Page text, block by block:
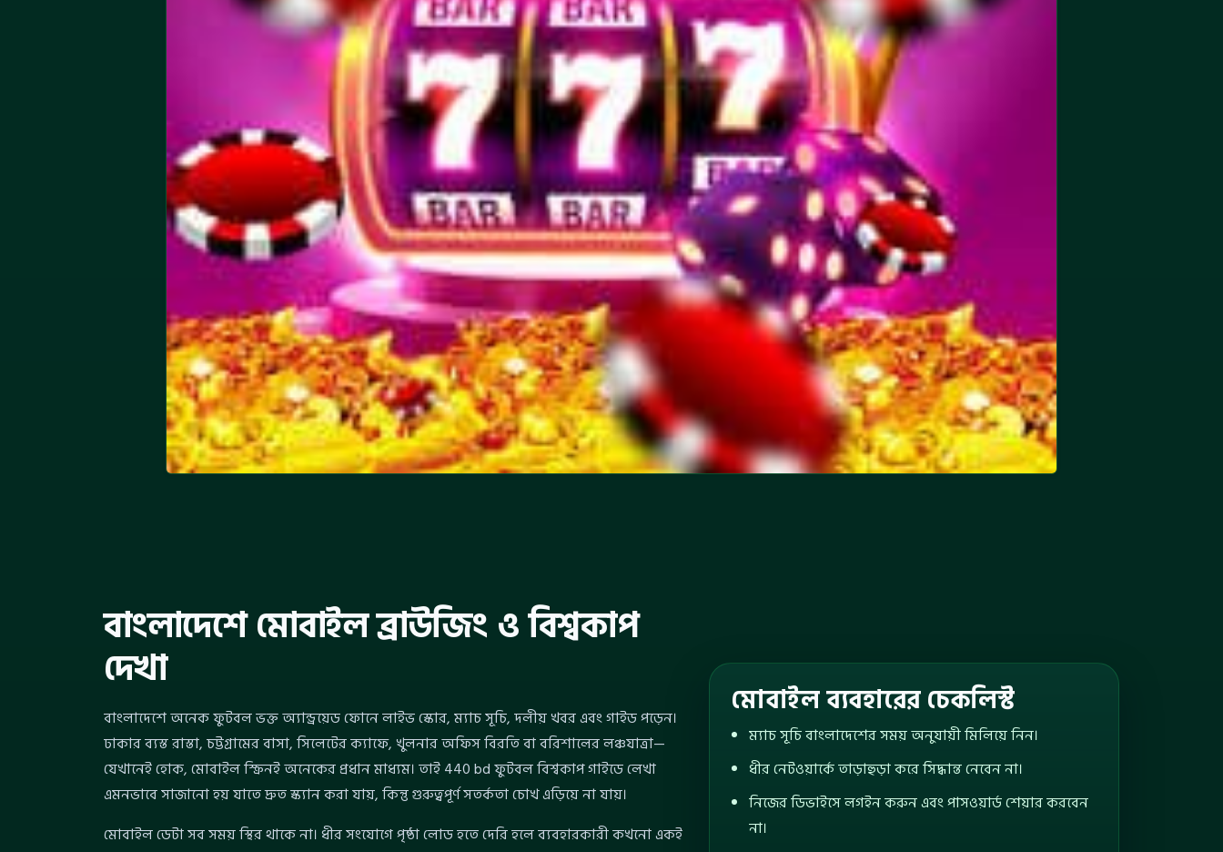
বাংলাদেশে মোবাইল ব্রাউজিং ও বিশ্বকাপ
দেখা
বাংলাদেশে অনেক ফুটবল ভক্ত অ্যান্ড্রয়েড ফোনে লাইভ স্কোর, ম্যাচ সূচি, দলীয় খবর এবং গাইড পড়েন।
ঢাকার ব্যস্ত রাস্তা, চট্টগ্রামের বাসা, সিলেটের ক্যাফে, খুলনার অফিস বিরতি বা বরিশালের লঞ্চযাত্রা—
যেখানেই হোক, মোবাইল স্ক্রিনই অনেকের প্রধান মাধ্যম। তাই 440 bd ফুটবল বিশ্বকাপ গাইডে লেখা
এমনভাবে সাজানো হয় যাতে দ্রুত স্ক্যান করা যায়, কিন্তু গুরুত্বপূর্ণ সতর্কতা চোখ এড়িয়ে না যায়।
মোবাইল ডেটা সব সময় স্থির থাকে না। ধীর সংযোগে পৃষ্ঠা লোড হতে দেরি হলে ব্যবহারকারী কখনো একই
মোবাইল ব্যবহারের চেকলিস্ট
ম্যাচ সূচি বাংলাদেশের সময় অনুযায়ী মিলিয়ে নিন।
ধীর নেটওয়ার্কে তাড়াহুড়া করে সিদ্ধান্ত নেবেন না।
নিজের ডিভাইসে লগইন করুন এবং পাসওয়ার্ড শেয়ার করবেন
না।